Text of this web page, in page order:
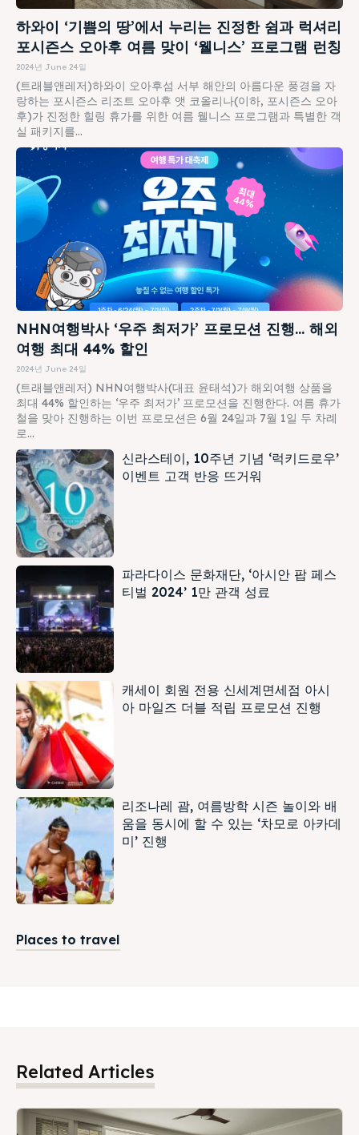
하와이 ‘기쁨의 땅’에서 누리는 진정한 쉼과 럭셔리
포시즌스 오아후 여름 맞이 ‘웰니스’ 프로그램 런칭
2024년 June 24일
(트래블앤레저)하와이 오아후섬 서부 해안의 아름다운 풍경을 자
랑하는 포시즌스 리조트 오아후 앳 코올리나(이하, 포시즌스 오아
후)가 진정한 힐링 휴가를 위한 여름 웰니스 프로그램과 특별한 객
실 패키지를...
NHN여행박사 ‘우주 최저가’ 프로모션 진행… 해외
여행 최대 44% 할인
2024년 June 24일
(트래블앤레저) NHN여행박사(대표 윤태석)가 해외여행 상품을
최대 44% 할인하는 ‘우주 최저가’ 프로모션을 진행한다. 여름 휴가
철을 맞아 진행하는 이번 프로모션은 6월 24일과 7월 1일 두 차례
로...
신라스테이, 10주년 기념 ‘럭키드로우’
이벤트 고객 반응 뜨거워
파라다이스 문화재단, ‘아시안 팝 페스
티벌 2024’ 1만 관객 성료
캐세이 회원 전용 신세계면세점 아시
아 마일즈 더블 적립 프로모션 진행
리조나레 괌, 여름방학 시즌 놀이와 배
움을 동시에 할 수 있는 ‘차모로 아카데
미’ 진행
Places to travel
Related Articles